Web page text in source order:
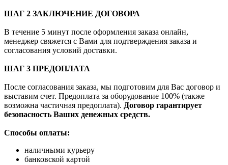
ШАГ 2 ЗАКЛЮЧЕНИЕ ДОГОВОРА
В течение 5 минут после оформления заказа онлайн,
менеджер свяжется с Вами для подтверждения заказа и
согласования условий доставки.
ШАГ 3 ПРЕДОПЛАТА
После согласования заказа, мы подготовим для Вас договор и
выставим счет. Предоплата за оборудование 100% (также
возможна частичная предоплата). Договор гарантирует
безопасность Ваших денежных средств.
Способы оплаты:
наличными курьеру
банковской картой